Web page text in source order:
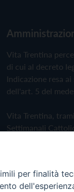
Vita Trentina
di cui al decreto
Indicazione resa
dell'art. 5 del
Vita Trentina,
Settimanali
Privacy Policy
per finalità